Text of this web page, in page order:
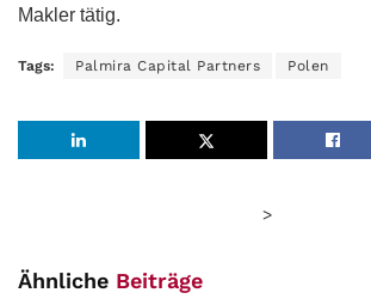
Makler tätig.
Tags: Palmira Capital Partners Polen
>
Ähnliche Beiträge